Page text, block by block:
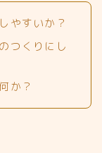
やすいか？
つくりにし
か？